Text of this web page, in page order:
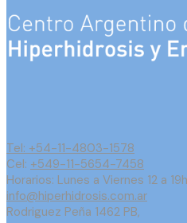
Tel: +54-11-4803-1578
Cel: +549-11-5654-7458
Horarios: Lunes a Viernes 12 a
info@hiperhidrosis.com.ar
Rodriguez Peña 1462 PB,